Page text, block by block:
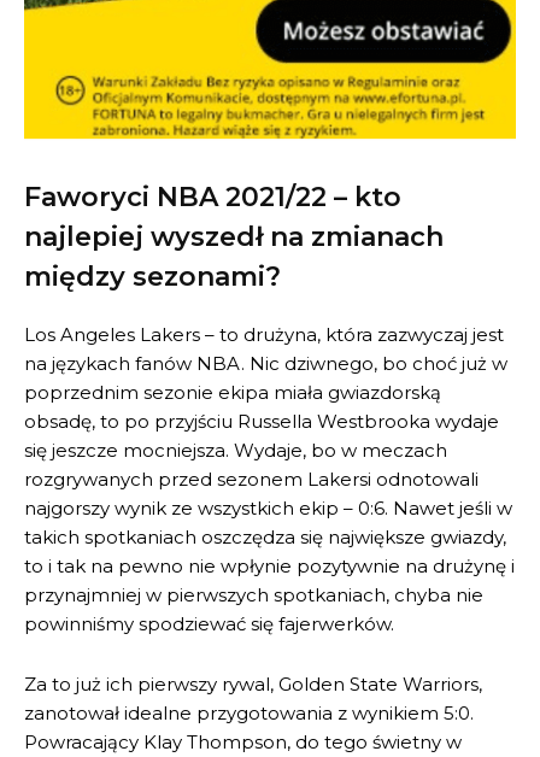
Faworyci NBA 2021/22 – kto
najlepiej wyszedł na zmianach
między sezonami?
Los Angeles Lakers – to drużyna, która zazwyczaj jest
na językach fanów NBA. Nic dziwnego, bo choć już w
poprzednim sezonie ekipa miała gwiazdorską
obsadę, to po przyjściu Russella Westbrooka wydaje
się jeszcze mocniejsza. Wydaje, bo w meczach
rozgrywanych przed sezonem Lakersi odnotowali
najgorszy wynik ze wszystkich ekip – 0:6. Nawet jeśli w
takich spotkaniach oszczędza się największe gwiazdy,
to i tak na pewno nie wpłynie pozytywnie na drużynę i
przynajmniej w pierwszych spotkaniach, chyba nie
powinniśmy spodziewać się fajerwerków.
Za to już ich pierwszy rywal, Golden State Warriors,
zanotował idealne przygotowania z wynikiem 5:0.
Powracający Klay Thompson, do tego świetny w